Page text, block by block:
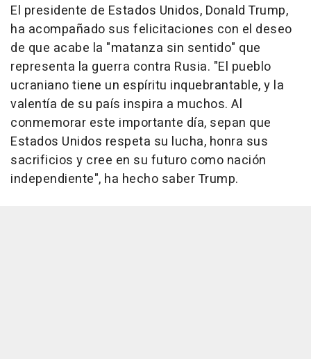
El presidente de Estados Unidos, Donald Trump,
ha acompañado sus felicitaciones con el deseo
de que acabe la "matanza sin sentido" que
representa la guerra contra Rusia. "El pueblo
ucraniano tiene un espíritu inquebrantable, y la
valentía de su país inspira a muchos. Al
conmemorar este importante día, sepan que
Estados Unidos respeta su lucha, honra sus
sacrificios y cree en su futuro como nación
independiente", ha hecho saber Trump.